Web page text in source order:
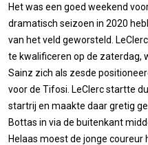
Het was een goed weekend
dramatisch seizoen in 2020
van het veld geworsteld.
te kwalificeren op de zaterdag,
Sainz zich als zesde
voor de Tifosi. LeClerc startte
startrij en maakte daar gretig
Bottas in via de buitenkant
Helaas moest de jonge coureur